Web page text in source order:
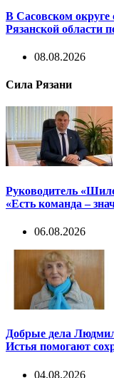
В Сасовском округе
Рязанской области
08.08.2026
Сила Рязани
Руководитель
«Есть команда –
06.08.2026
Добрые дела
Истья помогают
04.08.2026